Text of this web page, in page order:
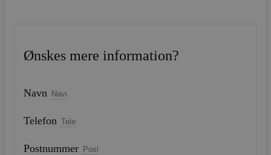
Ønskes mere information?
Navn
Telefon
Postnummer